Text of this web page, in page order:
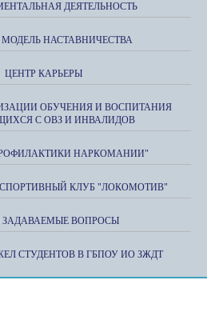
ДЕЯТЕЛЬНОСТЬ
МОДЕЛЬ НАСТАВНИЧЕСТВА
ЦЕНТР КАРЬЕРЫ
ОБУЧЕНИЯ И ВОСПИТАНИЯ
С ОВЗ И ИНВАЛИДОВ
НАРКОМАНИИ"
КЛУБ "ЛОКОМОТИВ"
ЗАДАВАЕМЫЕ ВОПРОСЫ
СТУДЕНТОВ В ГБПОУ ИО ЗЖДТ